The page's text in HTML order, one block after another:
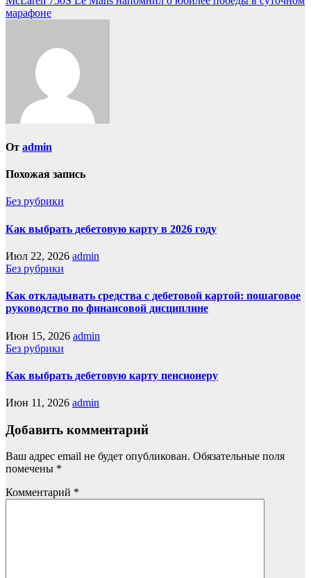
марафоне
От admin
Похожая запись
Без рубрики
Как выбрать дебетовую карту в 2026 году
Июл 22, 2026 admin
Без рубрики
Как откладывать средства с дебетовой картой: пошаговое
руководство по финансовой дисциплине
Июн 15, 2026 admin
Без рубрики
Как выбрать дебетовую карту пенсионеру
Июн 11, 2026 admin
Добавить комментарий
Ваш адрес email не будет опубликован. Обязательные поля
помечены *
Комментарий *